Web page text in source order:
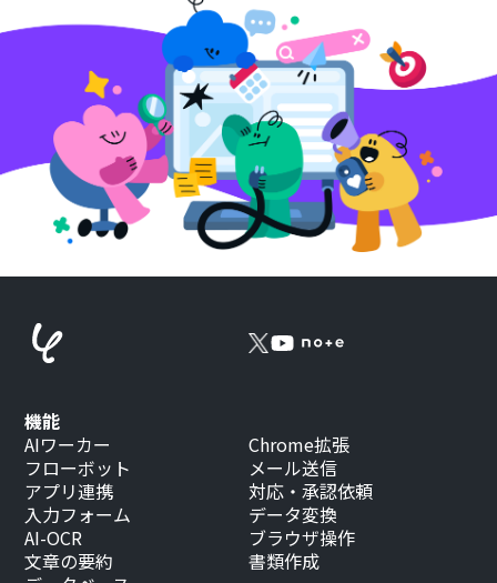
機能
AIワーカー
フローボット
アプリ連携
入力フォーム
AI-OCR
文章の要約
Chrome拡張
メール送信
対応・承認依頼
データ変換
ブラウザ操作
書類作成